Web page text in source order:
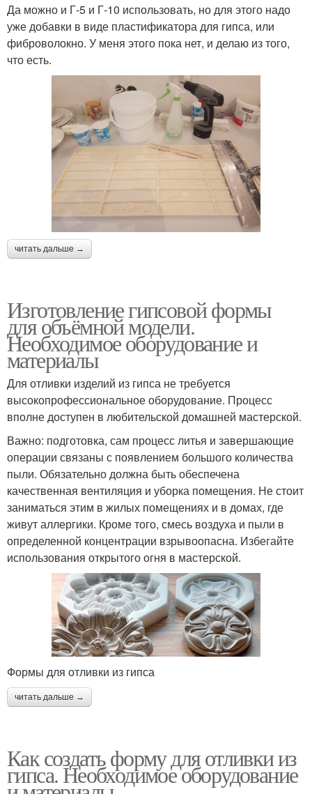
Да можно и Г-5 и Г-10 использовать, но для этого надо
уже добавки в виде пластификатора для гипса, или
фиброволокно. У меня этого пока нет, и делаю из того,
что есть.
читать дальше →
Изготовление гипсовой формы
для объёмной модели.
Необходимое оборудование и
материалы
Для отливки изделий из гипса не требуется
высокопрофессиональное оборудование. Процесс
вполне доступен в любительской домашней мастерской.
Важно: подготовка, сам процесс литья и завершающие
операции связаны с появлением большого количества
пыли. Обязательно должна быть обеспечена
качественная вентиляция и уборка помещения. Не стоит
заниматься этим в жилых помещениях и в домах, где
живут аллергики. Кроме того, смесь воздуха и пыли в
определенной концентрации взрывоопасна. Избегайте
использования открытого огня в мастерской.
Формы для отливки из гипса
читать дальше →
Как создать форму для отливки из
гипса. Необходимое оборудование